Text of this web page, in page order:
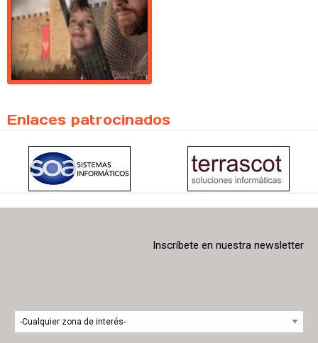
Enlaces patrocinados
Inscríbete en nuestra newsletter